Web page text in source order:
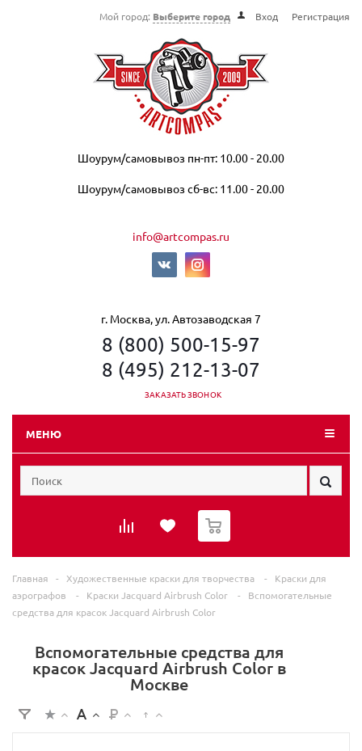
Мой город: Выберите город Вход Регистрация
Шоурум/самовывоз пн-пт: 10.00 - 20.00
Шоурум/самовывоз сб-вс: 11.00 - 20.00
info@artcompas.ru
г. Москва, ул. Автозаводская 7
8 (800) 500-15-97
8 (495) 212-13-07
ЗАКАЗАТЬ ЗВОНОК
МЕНЮ
0
Главная - Художественные краски для творчества -
Краски для
аэрографов
- Краски Jacquard Airbrush Color -
Вспомогательные
средства для красок Jacquard Airbrush Color
Вспомогательные средства для
красок Jacquard Airbrush Color в
Москве